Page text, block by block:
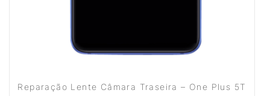
Reparação Lente Câmara Traseira – One Plus 5T